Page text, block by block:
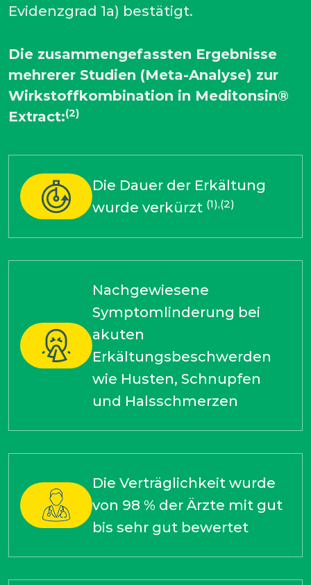
Evidenzgrad 1a) bestätigt.
Die zusammengefassten Ergebnisse
mehrerer Studien (Meta-Analyse) zur
Wirkstoffkombination in Meditonsin®
Extract:(2)
Die Dauer der Erkältung
wurde verkürzt (1),(2)
Nachgewiesene
Symptomlinderung bei
akuten
Erkältungsbeschwerden
wie Husten, Schnupfen
und Halsschmerzen
Die Verträglichkeit wurde
von 98 % der Ärzte mit gut
bis sehr gut bewertet